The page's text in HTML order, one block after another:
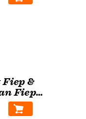
Fiep &
Fiep